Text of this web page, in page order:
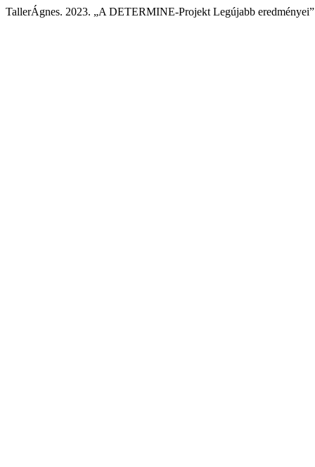
TallerÁgnes. 2023. „A DETERMINE-Projekt Legújabb